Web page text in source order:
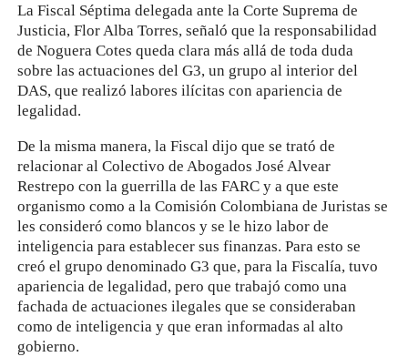
La Fiscal Séptima delegada ante la Corte Suprema de
Justicia, Flor Alba Torres, señaló que la responsabilidad
de Noguera Cotes queda clara más allá de toda duda
sobre las actuaciones del G3, un grupo al interior del
DAS, que realizó labores ilícitas con apariencia de
legalidad.
De la misma manera, la Fiscal dijo que se trató de
relacionar al Colectivo de Abogados José Alvear
Restrepo con la guerrilla de las FARC y a que este
organismo como a la Comisión Colombiana de Juristas se
les consideró como blancos y se le hizo labor de
inteligencia para establecer sus finanzas. Para esto se
creó el grupo denominado G3 que, para la Fiscalía, tuvo
apariencia de legalidad, pero que trabajó como una
fachada de actuaciones ilegales que se consideraban
como de inteligencia y que eran informadas al alto
gobierno.